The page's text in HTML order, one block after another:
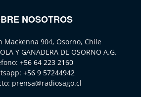
NOSOTROS
Mackenna 904, Osorno, Chile
Y GANADERA DE OSORNO A.G.
+56 64 223 2160
+56 9 57244942
prensa@radiosago.cl